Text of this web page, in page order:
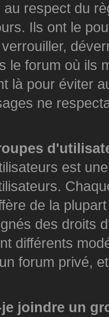
respect du
Ils ont le
le forum où ils
là pour éviter
ne
est
de la
des droits
différents
forum privé,
joindre un